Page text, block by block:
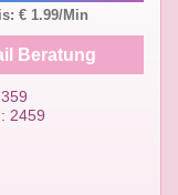
€ 1.99/Min
Beratung
2459